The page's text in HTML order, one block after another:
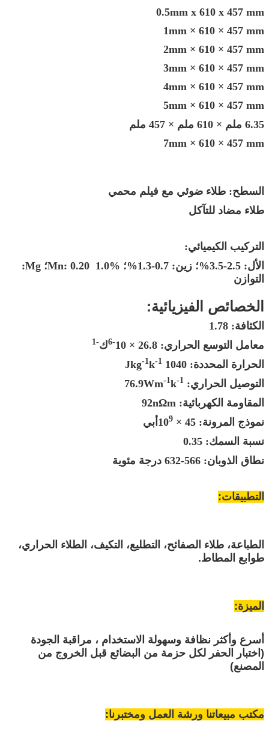
0.5mm x 610 x 457 mm
1mm × 610 × 457 mm
2mm × 610 × 457 mm
3mm × 610 × 457 mm
4mm × 610 × 457 mm
5mm × 610 × 457 mm
6.35 ملم × 610 ملم × 457 ملم
7mm × 610 × 457 mm
السطح: طلاء ضوئي مع فيلم محمي
طلاء مضاد للتآكل
التركيب الكيميائي:
الأل: 2.5-3.5%؛ زين: 0.7-1.3%؛ Mn: 0.20 ️ 1.0%؛ Mg:
التوازن
الخصائص الفيزيائية:
الكثافة: 1.78
معامل التوسع الحراري: 26.8 × 10
-6 ك-1
الحرارة المحددة: 1040 Jkg -1k-1
التوصيل الحراري: 76.9Wm -1k-1
المقاومة الكهربائية: 92nΩm
نموذج المرونة: 45 × 10
9
أبي
نسبة السمك: 0.35
نطاق الذوبان: 566-632 درجة مئوية
التطبيقات:
الطباعة، طلاء الصفائح، التطليع، التكيف، الطلاء الحراري،
طوابع المطاط.
الميزة:
أسرع وأكثر نظافة وسهولة الاستخدام ، مراقبة الجودة
(اختبار الحفر لكل حزمة من البضائع قبل الخروج من
المصنع)
مكتب مبيعاتنا ورشة العمل ومختبرنا: